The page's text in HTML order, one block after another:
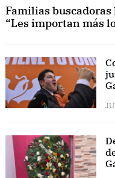
Familias
“Les importan más